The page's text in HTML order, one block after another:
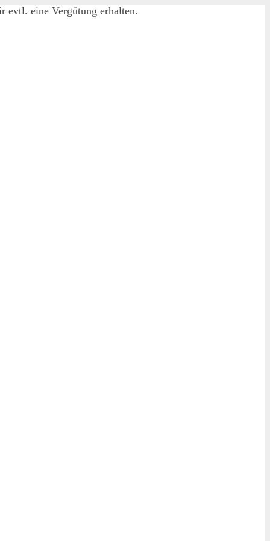
evtl. eine Vergütung erhalten.